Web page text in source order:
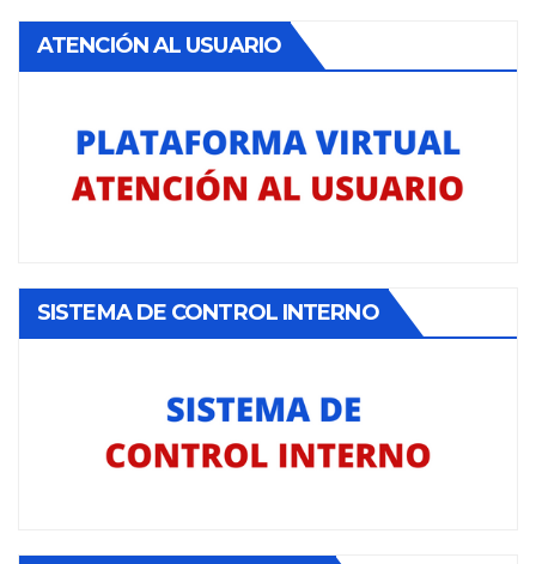
ATENCIÓN AL USUARIO
SISTEMA DE CONTROL INTERNO